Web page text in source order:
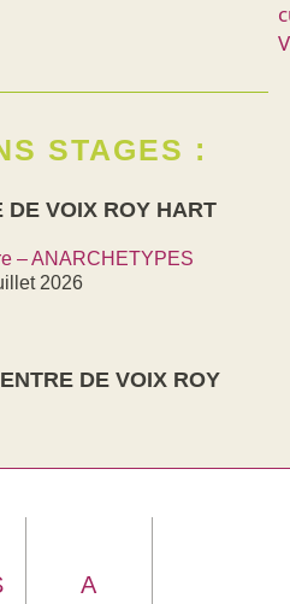
STAGES :
DE VOIX ROY HART
– ANARCHETYPES
2026
DE VOIX ROY
A